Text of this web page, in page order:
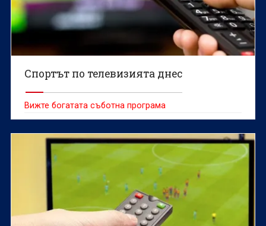
Спортът по телевизията днес
Вижте богатата съботна програма